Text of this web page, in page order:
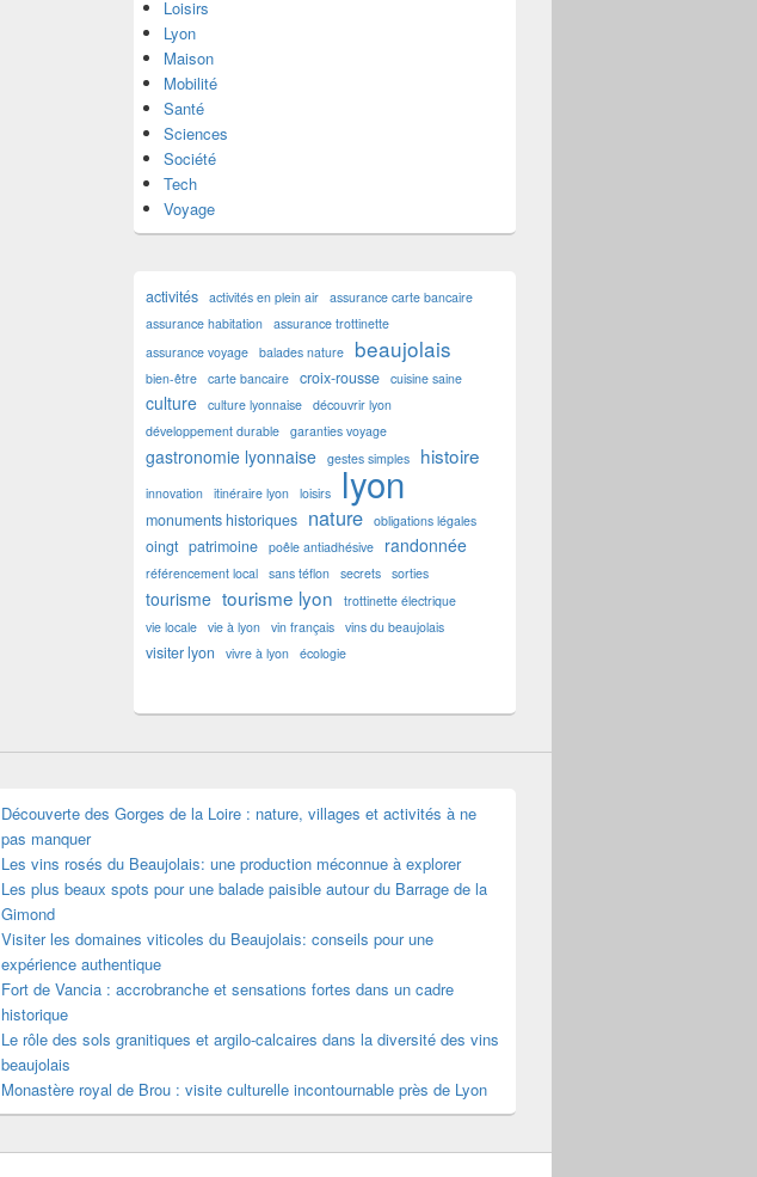
Loisirs
Lyon
Maison
Mobilité
Santé
Sciences
Société
Tech
Voyage
activités activités en plein air assurance carte bancaire
assurance habitation assurance trottinette
assurance voyage balades nature beaujolais
bien-être carte bancaire croix-rousse cuisine saine
culture culture lyonnaise découvrir lyon
développement durable garanties voyage
gastronomie lyonnaise gestes simples histoire
innovation itinéraire lyon loisirs lyon
monuments historiques nature obligations légales
oingt patrimoine poêle antiadhésive randonnée
référencement local sans téflon secrets sorties
tourisme tourisme lyon
trottinette électrique
vie locale vie à lyon vin français vins du beaujolais
visiter lyon vivre à lyon écologie
Découverte des Gorges de la Loire : nature, villages et activités à ne
pas manquer
Les vins rosés du Beaujolais: une production méconnue à explorer
Les plus beaux spots pour une balade paisible autour du Barrage de la
Gimond
Visiter les domaines viticoles du Beaujolais: conseils pour une
expérience authentique
Fort de Vancia : accrobranche et sensations fortes dans un cadre
historique
Le rôle des sols granitiques et argilo-calcaires dans la diversité des vins
beaujolais
Monastère royal de Brou : visite culturelle incontournable près de Lyon